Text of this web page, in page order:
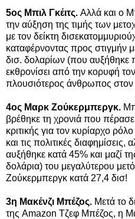
5ος Μπιλ Γκέιτς. Αλλά και ο
την αύξηση της τιμής των
με τον δείκτη
καταφέρνοντας προς στιγμήν
δισ. δολαρίων (που αυξήθηκε
εκθρονίσει από την κορυφή
πλουσιότερος άνθρωπος
4ος Μαρκ Ζούκερμπεργκ.
βρέθηκε τη χρονιά που πέρασε
κριτικής για τον κυρίαρχο
και τις πολιτικές
αυξήθηκε κατά 45% και μαζί
δολάρια) του μεγαλύτερου
Ζούκερμπεργκ κατά 27,4 δισ!
3η Μακένζι Μπέζος. Μετά το
της Amazon Τζεφ Μπέζος, η